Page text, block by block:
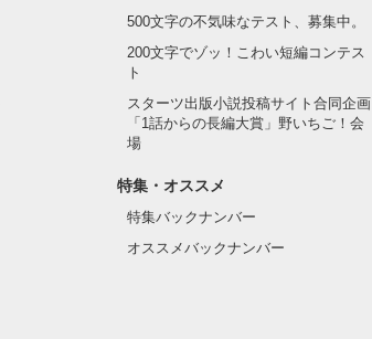
500文字の不気味なテスト、募集中。
200文字でゾッ！こわい短編コンテス
ト
スターツ出版小説投稿サイト合同企画
「1話からの長編大賞」野いちご！会
場
特集・オススメ
特集バックナンバー
オススメバックナンバー